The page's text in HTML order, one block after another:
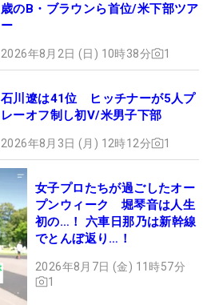
歳のB・ブラウンら首位/米下部ツア
ー
2026年8月2日 (日) 10時38分 1
石川遼は41位 ヒッチナーが5人プ
レーオフ制し初V/米男子下部
2026年8月3日 (月) 12時12分 1
女子プロたちが過ごしたオー
プンウィーク 堀琴音は人生
初の…！ 六車日那乃は新幹線
でとんぼ返り…！
2026年8月7日 (金) 11時57分
1